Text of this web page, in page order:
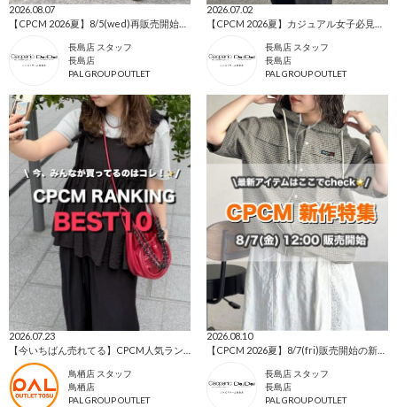
2026.08.07
長島店 スタッフ
長島店
PAL GROUP OUTLET
2026.07.02
長島店 スタッフ
長島店
PAL GROUP OUTLET
2026.07.23
鳥栖店 スタッフ
鳥栖店
PAL GROUP OUTLET
2026.08.10
【CPCM 2026夏】8/7(fri)販売開始の新作アイテムまとめ🌼
長島店 スタッフ
長島店
PAL GROUP OUTLET